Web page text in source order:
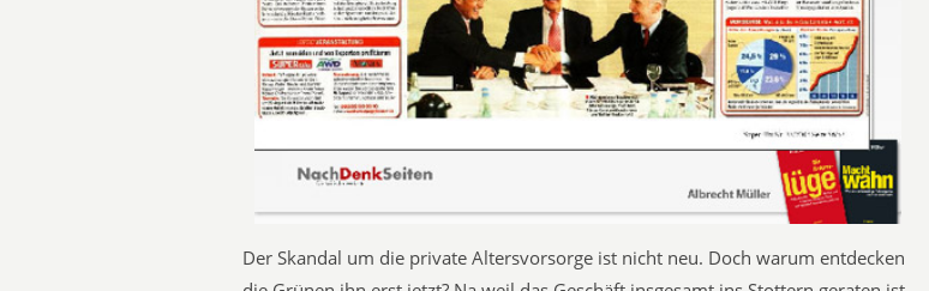
Der Skandal um die private Altersvorsorge ist nicht neu. Doch warum entdecken